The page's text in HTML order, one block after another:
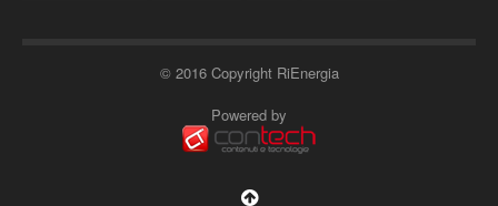
© 2016 Copyright RiEnergia
Powered by